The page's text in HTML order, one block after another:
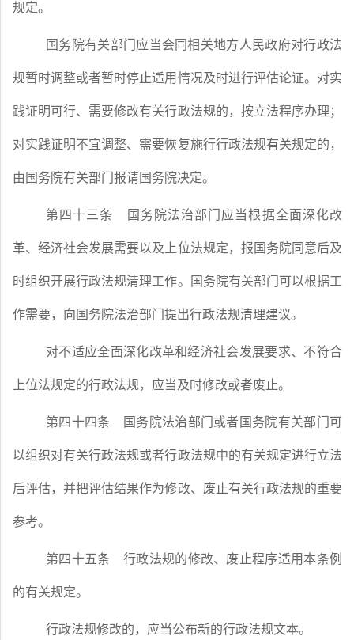
规定。
国务院有关部门应当会同相关地方人民政府对行政法
规暂时调整或者暂时停止适用情况及时进行评估论证。对实
践证明可行、需要修改有关行政法规的，按立法程序办理；
对实践证明不宜调整、需要恢复施行行政法规有关规定的，
由国务院有关部门报请国务院决定。
第四十三条 国务院法治部门应当根据全面深化改
革、经济社会发展需要以及上位法规定，报国务院同意后及
时组织开展行政法规清理工作。国务院有关部门可以根据工
作需要，向国务院法治部门提出行政法规清理建议。
对不适应全面深化改革和经济社会发展要求、不符合
上位法规定的行政法规，应当及时修改或者废止。
第四十四条 国务院法治部门或者国务院有关部门可
以组织对有关行政法规或者行政法规中的有关规定进行立法
后评估，并把评估结果作为修改、废止有关行政法规的重要
参考。
第四十五条 行政法规的修改、废止程序适用本条例
的有关规定。
行政法规修改的，应当公布新的行政法规文本。